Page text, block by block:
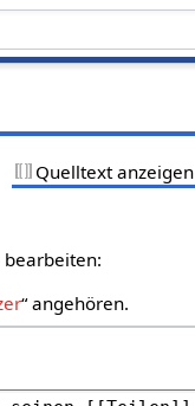
Quelltext anzeigen
bearbeiten:
“ angehören.